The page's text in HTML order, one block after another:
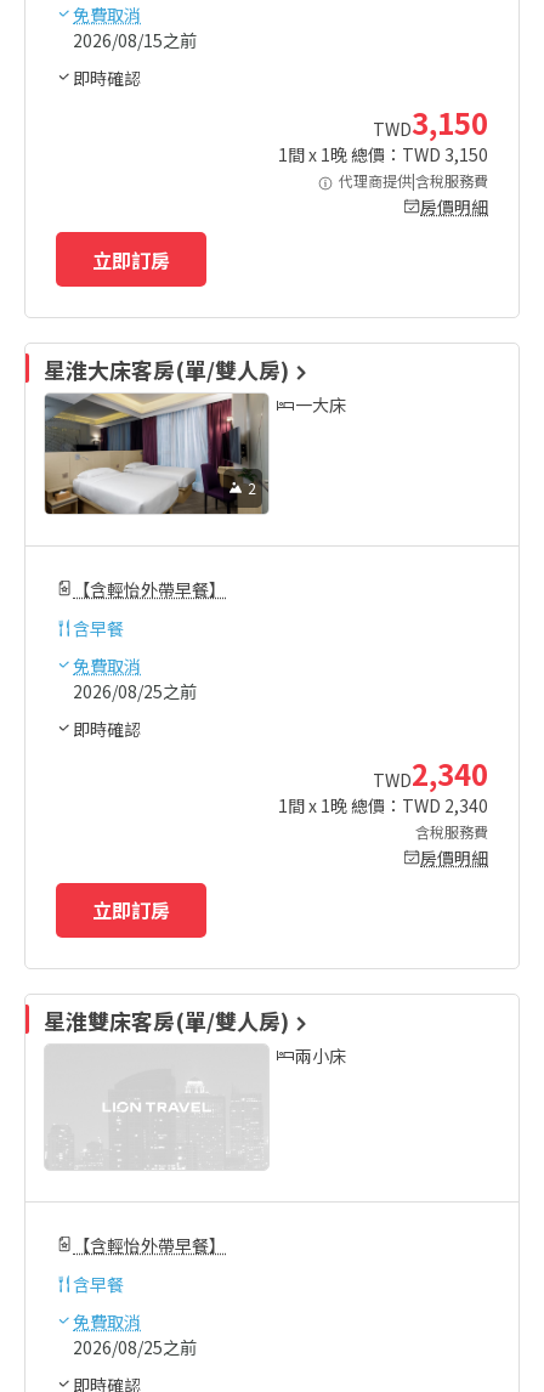
免費取消
2026/08/15之前
即時確認
TWD3,150
1間 x 1晚 總價：TWD 3,150
代理商提供|含稅服務費
房價明細
立即訂房
星淮大床客房(單/雙人房)
2
一大床
【含輕怡外帶早餐】
含早餐
免費取消
2026/08/25之前
即時確認
TWD2,340
1間 x 1晚 總價：TWD 2,340
含稅服務費
房價明細
立即訂房
星淮雙床客房(單/雙人房)
兩小床
【含輕怡外帶早餐】
含早餐
免費取消
2026/08/25之前
即時確認